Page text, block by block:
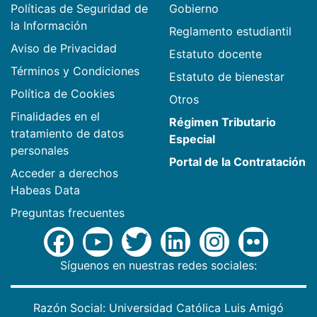
Políticas de Seguridad de
la Información
Aviso de Privacidad
Términos y Condiciones
Política de Cookies
Finalidades en el
tratamiento de datos
personales
Acceder a derechos
Habeas Data
Preguntas frecuentes
Gobierno
Reglamento estudiantil
Estatuto docente
Estatuto de bienestar
Otros
Régimen Tributario
Especial
Portal de la Contratación
Síguenos en nuestras redes sociales:
Razón Social: Universidad Católica Luis Amigó